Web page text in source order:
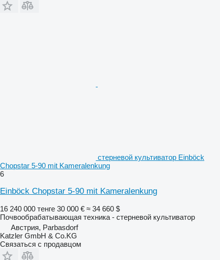
стерневой культиватор Einböck
Chopstar 5-90 mit Kameralenkung
6
Einböck Chopstar 5-90 mit Kameralenkung
16 240 000 тенге 30 000 € ≈ 34 660 $
Почвообрабатывающая техника - стерневой культиватор
Австрия, Parbasdorf
Katzler GmbH & Co.KG
Связаться с продавцом